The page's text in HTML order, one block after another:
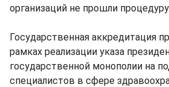
организаций не прошли процедуру.
Государственная аккредитация
рамках реализации указа
государственной монополии на
специалистов в сфере